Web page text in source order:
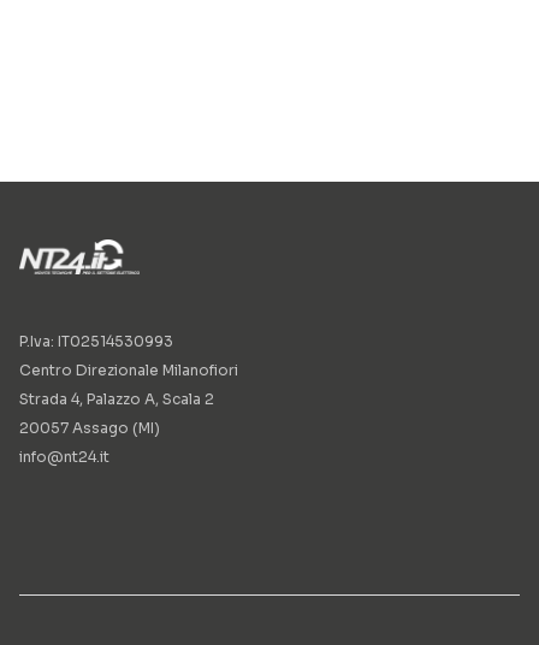
P.Iva: IT02514530993
Centro Direzionale Milanofiori
Strada 4, Palazzo A, Scala 2
20057 Assago (MI)
info@nt24.it